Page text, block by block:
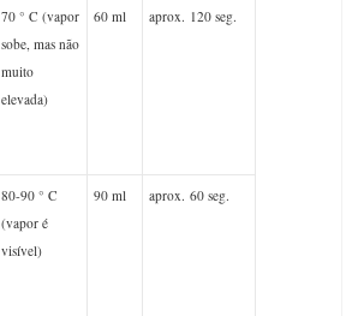
70 ° C (vapor
sobe, mas não
muito
elevada)
60 ml aprox. 120 seg.
80-90 ° C
(vapor é
visível)
90 ml aprox. 60 seg.